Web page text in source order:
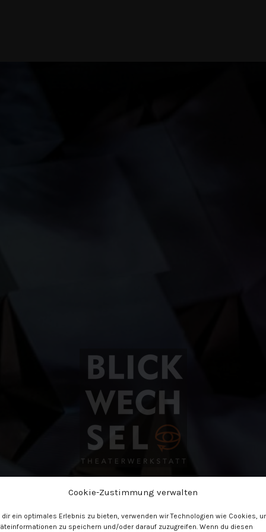
Cookie-Zustimmung verwalten
dir ein optimales Erlebnis zu bieten, verwenden wir Technologien wie Cookies,
zu speichern und/oder darauf zuzugreifen. Wenn du diesen
Theater – aber anders